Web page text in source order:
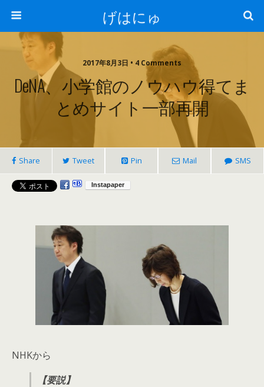
げはにゅ
2017年8月3日 • 4 Comments
DeNA、小学館のノウハウ得てま
とめサイト一部再開
Share Tweet Pin Mail SMS
NHKから
【要説】